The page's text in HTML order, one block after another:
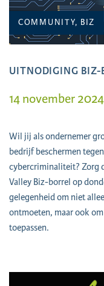
COMMUNITY, BIZ
UITNODIGING BIZ-
14 november 2024
Wil jij als ondernemer
bedrijf beschermen
cybercriminaliteit? Zorg
Valley Biz-borrel op
gelegenheid om niet
ontmoeten, maar ook
toepassen.